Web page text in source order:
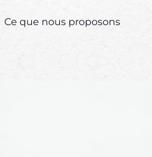
Ce que nous proposons